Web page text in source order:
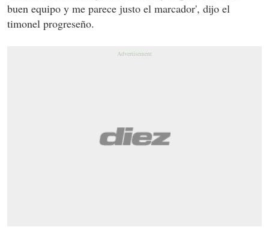
buen equipo y me parece justo el marcador', dijo el
timonel progreseño.